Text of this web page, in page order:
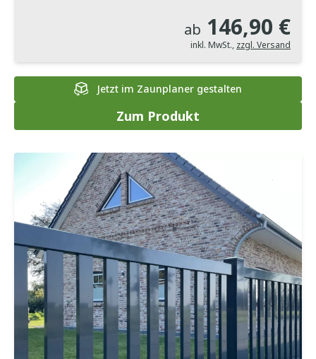
ab 146,90 €
inkl. MwSt., zzgl. Versand
Jetzt im Zaunplaner gestalten
Zum Produkt